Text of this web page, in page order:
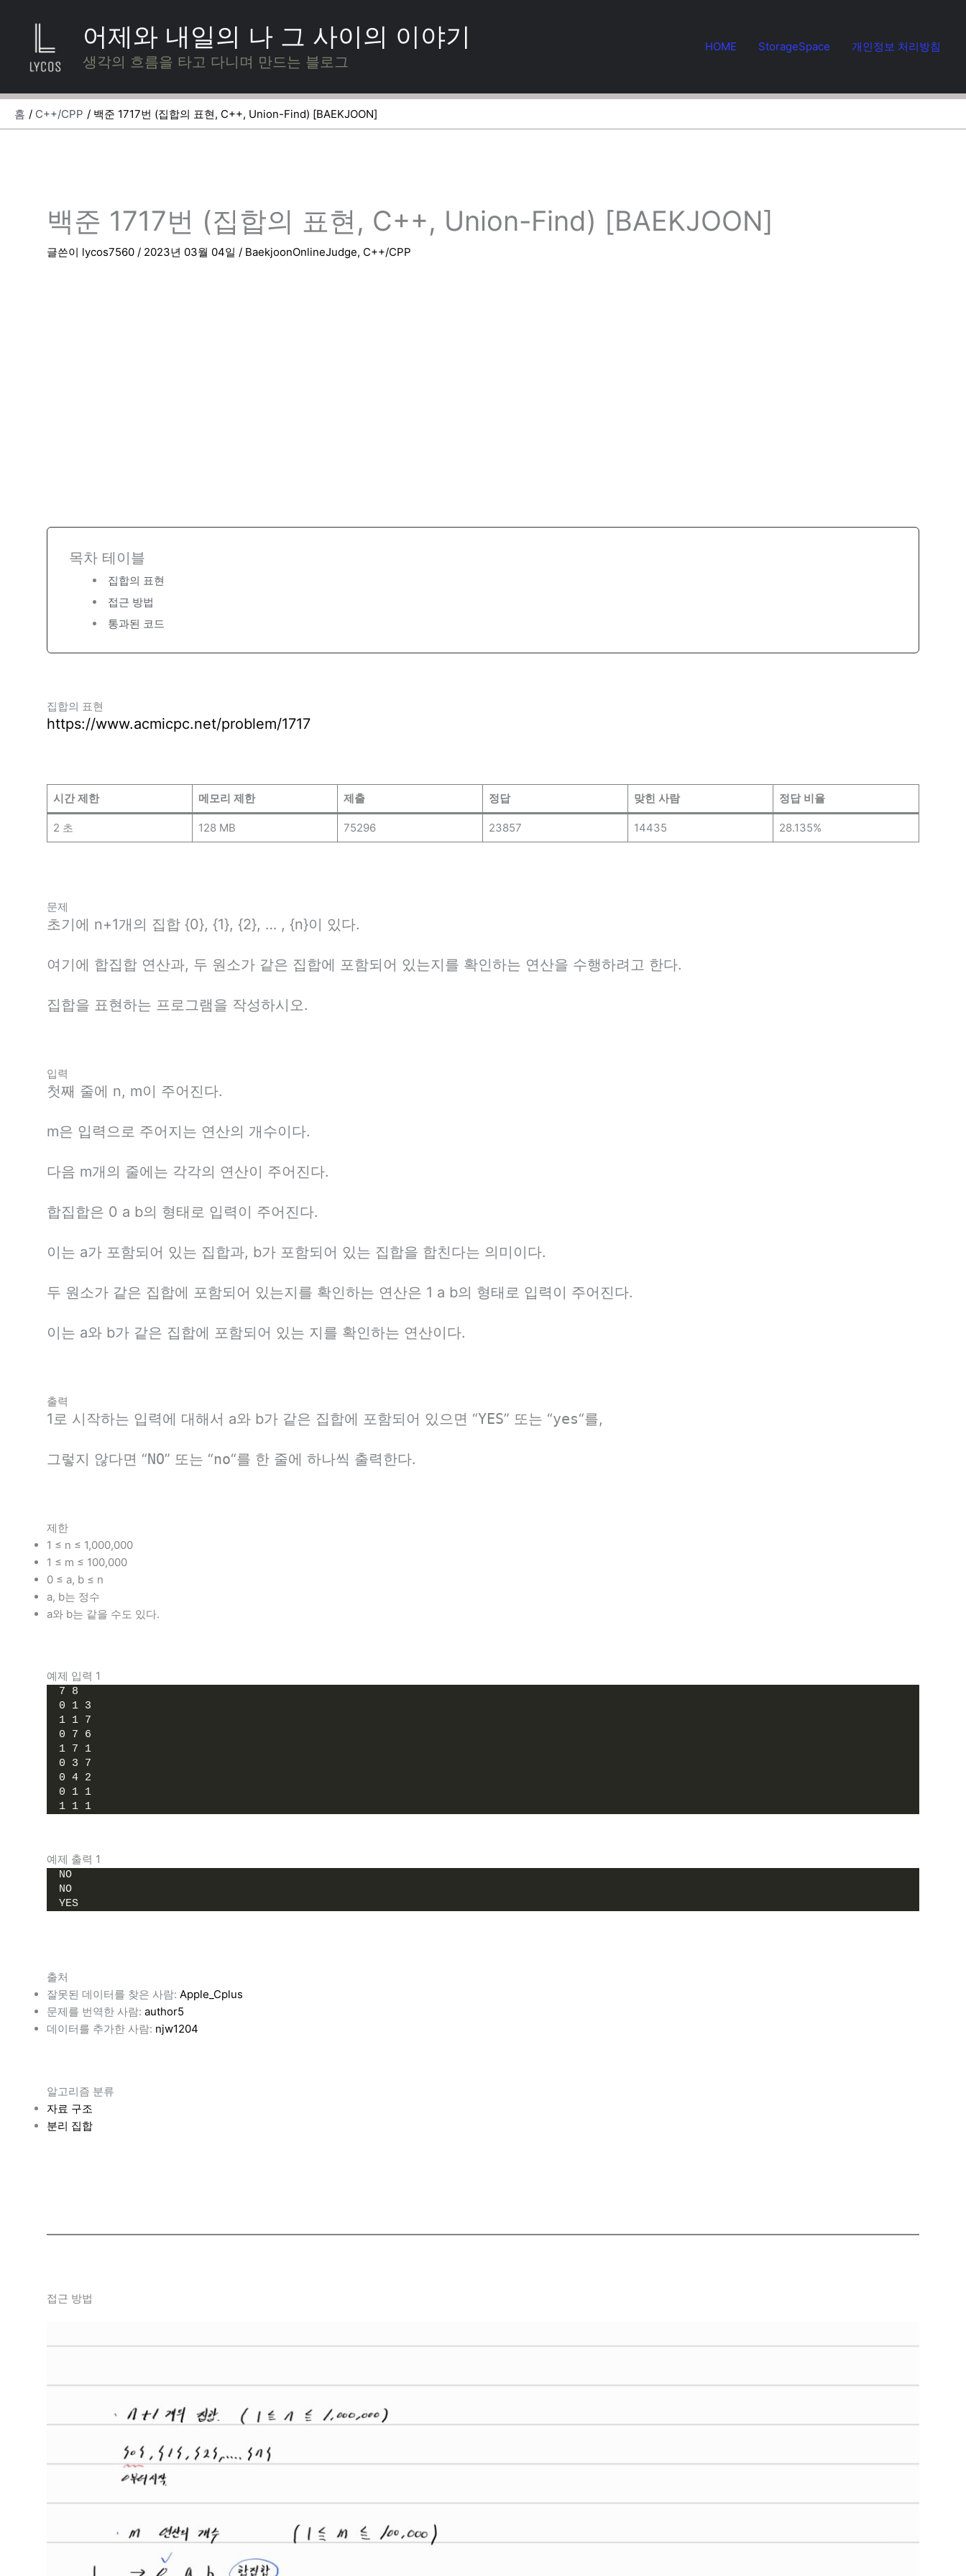
너
기
어제와 내일의 나 그 사이의 이야기
생각의 흐름을 타고 다니며 만드는 블로그
HOME StorageSpace 개인정보 처리방침
홈 C++/CPP 백준 1717번 (집합의 표현, C++, Union-Find) [BAEKJOON]
백준 1717번 (집합의 표현, C++, Union-Find) [BAEKJOON]
글쓴이 lycos7560 / 2023년 03월 04일 / BaekjoonOnlineJudge, C++/CPP
목차 테이블
집합의 표현
접근 방법
통과된 코드
집합의 표현
https://www.acmicpc.net/problem/1717
시간 제한 메모리 제한 제출 정답 맞힌 사람 정답 비율
2 초 128 MB 75296 23857 14435 28.135%
문제
초기에 n+1개의 집합 {0}, {1}, {2}, … , {n}이 있다.
여기에 합집합 연산과, 두 원소가 같은 집합에 포함되어 있는지를 확인하는 연산을 수행하려고 한다.
집합을 표현하는 프로그램을 작성하시오.
입력
첫째 줄에 n, m이 주어진다.
m은 입력으로 주어지는 연산의 개수이다.
다음 m개의 줄에는 각각의 연산이 주어진다.
합집합은 0 a b의 형태로 입력이 주어진다.
이는 a가 포함되어 있는 집합과, b가 포함되어 있는 집합을 합친다는 의미이다.
두 원소가 같은 집합에 포함되어 있는지를 확인하는 연산은 1 a b의 형태로 입력이 주어진다.
이는 a와 b가 같은 집합에 포함되어 있는 지를 확인하는 연산이다.
출력
1로 시작하는 입력에 대해서 a와 b가 같은 집합에 포함되어 있으면 “YES” 또는 “yes“를,
그렇지 않다면 “NO” 또는 “no“를 한 줄에 하나씩 출력한다.
제한
1 ≤ n ≤ 1,000,000
1 ≤ m ≤ 100,000
0 ≤ a, b ≤ n
a, b는 정수
a와 b는 같을 수도 있다.
예제 입력 1
7 8
0 1 3
1 1 7
0 7 6
1 7 1
0 3 7
0 4 2
0 1 1
1 1 1
예제 출력 1
NO
NO
YES
출처
잘못된 데이터를 찾은 사람: Apple_Cplus
문제를 번역한 사람: author5
데이터를 추가한 사람: njw1204
알고리즘 분류
자료 구조
분리 집합
접근 방법